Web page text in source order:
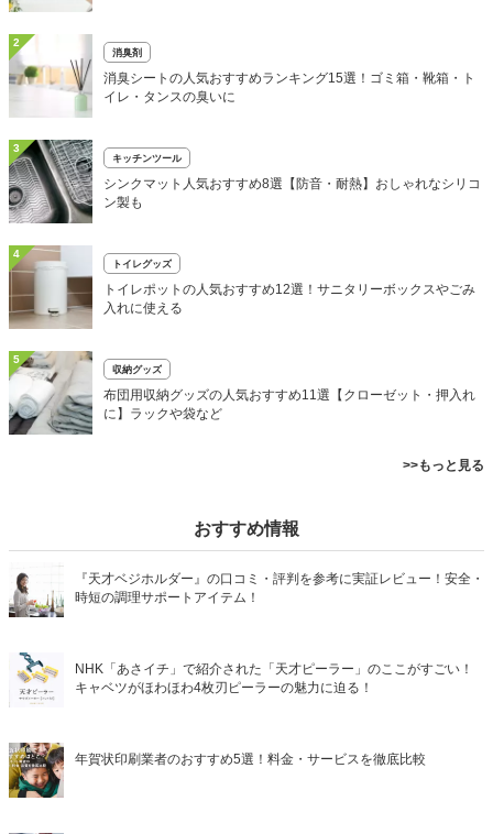
2
消臭剤
消臭シートの人気おすすめランキング15選！ゴミ箱・靴箱・ト
イレ・タンスの臭いに
3
キッチンツール
シンクマット人気おすすめ8選【防音・耐熱】おしゃれなシリコ
ン製も
4
トイレグッズ
トイレポットの人気おすすめ12選！サニタリーボックスやごみ
入れに使える
5
収納グッズ
布団用収納グッズの人気おすすめ11選【クローゼット・押入れ
に】ラックや袋など
>>もっと見る
おすすめ情報
『天才ベジホルダー』の口コミ・評判を参考に実証レビュー！安全・
時短の調理サポートアイテム！
NHK「あさイチ」で紹介された「天才ピーラー」のここがすごい！
キャベツがほわほわ4枚刃ピーラーの魅力に迫る！
年賀状印刷業者のおすすめ5選！料金・サービスを徹底比較